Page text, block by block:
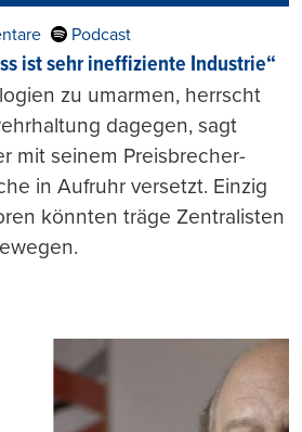
Podcast
ist sehr ineffiziente Industrie“
zu umarmen, herrscht
dagegen, sagt
mit seinem Preisbrecher-
in Aufruhr versetzt. Einzig
könnten träge Zentralisten